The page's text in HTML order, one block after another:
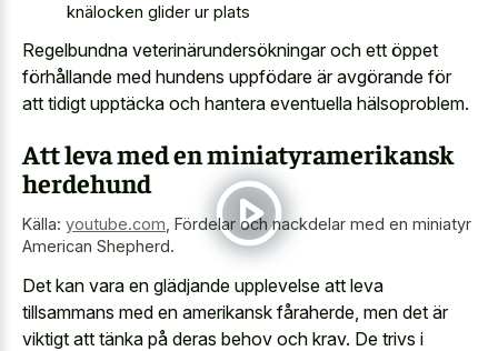
knälocken glider ur plats
Regelbundna veterinärundersökningar och ett öppet
förhållande med hundens uppfödare är avgörande för
att tidigt upptäcka och hantera eventuella hälsoproblem.
Att leva med en miniatyramerikansk
herdehund
Källa: youtube.com, Fördelar och nackdelar med en miniatyr
American Shepherd.
Det kan vara en glädjande upplevelse att leva
tillsammans med en amerikansk fåraherde, men det är
viktigt att tänka på deras behov och krav. De trivs i